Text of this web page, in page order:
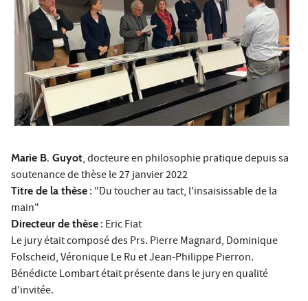
Marie B. Guyot, docteure en philosophie pratique depuis sa
soutenance de thèse le 27 janvier 2022
Titre de la thèse : "Du toucher au tact, l'insaisissable de la
main"
Directeur de thèse : Eric Fiat
Le jury était composé des Prs. Pierre Magnard, Dominique
Folscheid, Véronique Le Ru et Jean-Philippe Pierron.
Bénédicte Lombart était présente dans le jury en qualité
d'invitée.